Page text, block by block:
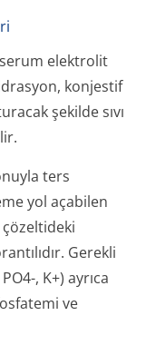
elektrolit
konjestif
şekilde sıvı
ters
yol açabilen
Gerekli
, K+) ayrıca
ve